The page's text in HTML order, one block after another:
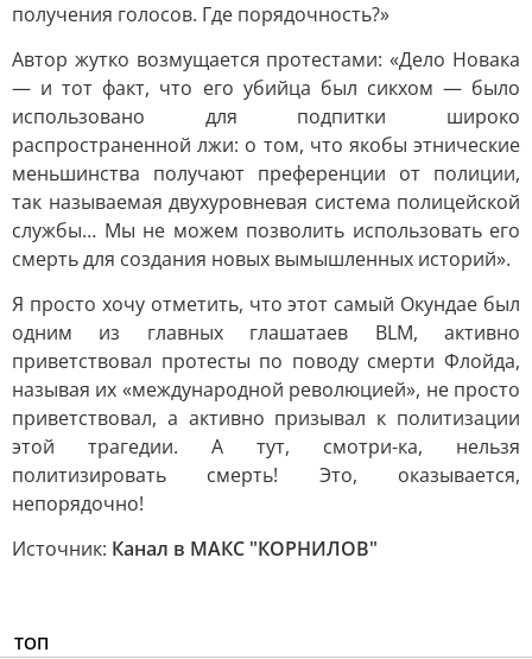
получения голосов. Где порядочность?»
Автор жутко возмущается протестами: «Дело Новака
— и тот факт, что его убийца был сикхом — было
использовано для подпитки широко
распространенной лжи: о том, что якобы этнические
меньшинства получают преференции от полиции,
так называемая двухуровневая система полицейской
службы… Мы не можем позволить использовать его
смерть для создания новых вымышленных историй».
Я просто хочу отметить, что этот самый Окундае был
одним из главных глашатаев BLM, активно
приветствовал протесты по поводу смерти Флойда,
называя их «международной революцией», не просто
приветствовал, а активно призывал к политизации
этой трагедии. А тут, смотри-ка, нельзя
политизировать смерть! Это, оказывается,
непорядочно!
Источник: Канал в МАКС "КОРНИЛОВ"
ТОП